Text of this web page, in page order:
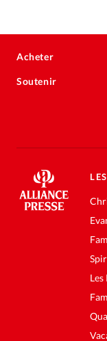
Acheter
Soutenir